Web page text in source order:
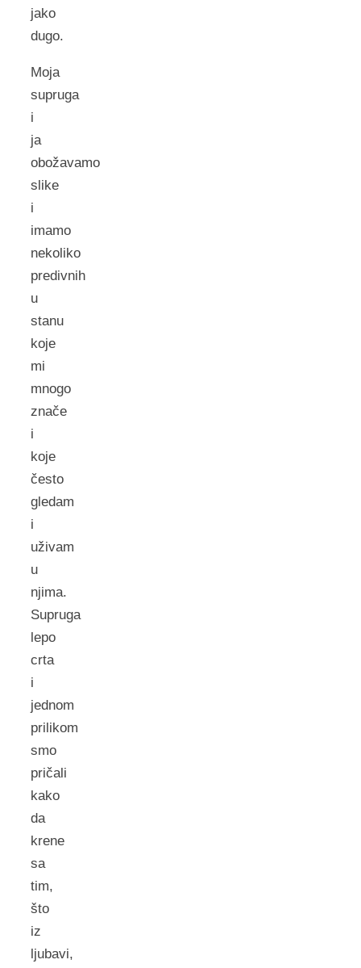
jako
dugo.
Moja
supruga
i
ja
obožavamo
slike
i
imamo
nekoliko
predivnih
u
stanu
koje
mi
mnogo
znače
i
koje
često
gledam
i
uživam
u
njima.
Supruga
lepo
crta
i
jednom
prilikom
smo
pričali
kako
da
krene
sa
tim,
što
iz
ljubavi,